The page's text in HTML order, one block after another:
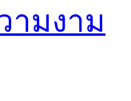
ามงาม